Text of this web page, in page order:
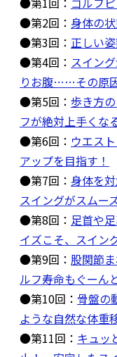
●第2回： 身体の
●第3回： 正しい
●第4回： スイン
りお腹……その原
●第5回： 歩き方
フが絶対上手くな
●第6回： ウエス
アップを目指す！
●第7回： 身体を
スイングがスムー
●第8回： 足首や
イズこそ、スイン
●第9回： 股関節
ルフ寿命もぐーん
●第10回： 骨盤の
ような自然な体重
●第11回： キュッ